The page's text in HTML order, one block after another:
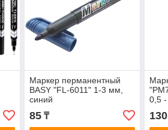
Маркер перманентный
BASY "FL-6011" 1-3 мм,
синий
85₸
0,5
130